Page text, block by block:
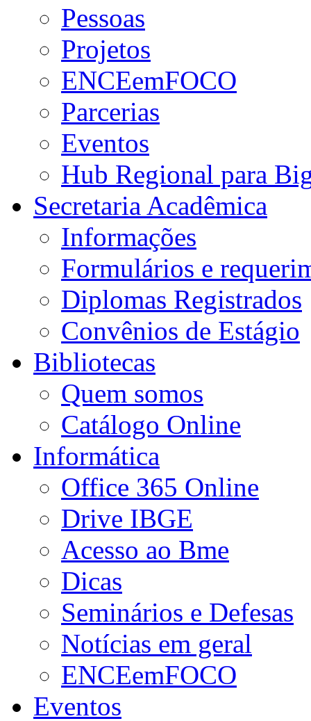
Pessoas
Projetos
ENCEemFOCO
Parcerias
Eventos
Hub Regional para
Secretaria Acadêmica
Informações
Formulários e
Diplomas Registrados
Convênios de Estágio
Bibliotecas
Quem somos
Catálogo Online
Informática
Office 365 Online
Drive IBGE
Acesso ao Bme
Dicas
Seminários e Defesas
Notícias em geral
ENCEemFOCO
Eventos